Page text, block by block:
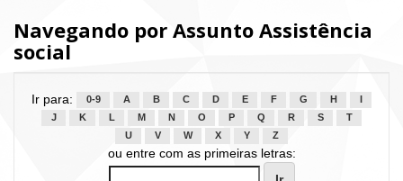
Navegando por Assunto Assistência
social
Ir para: 0-9 A B C D E F G H
J
K L M N O P Q R S
T
U
V W X Y Z
ou entre com as primeiras letras: